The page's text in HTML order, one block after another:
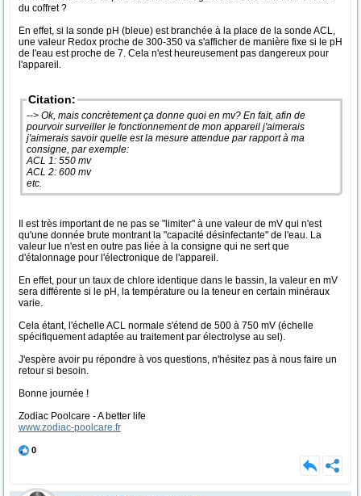
du coffret ?
En effet, si la sonde pH (bleue) est branchée à la place de la sonde ACL,
une valeur Redox proche de 300-350 va s'afficher de manière fixe si le pH
de l'eau est proche de 7. Cela n'est heureusement pas dangereux pour
l'appareil.
Citation:
--> Ok, mais concrètement ça donne quoi en mv? En fait, afin de
pourvoir surveiller le fonctionnement de mon appareil j'aimerais
j'aimerais savoir quelle est la mesure attendue par rapport à ma
consigne, par exemple:
ACL 1: 550 mv
ACL 2: 600 mv
etc.
Il est très important de ne pas se "limiter" à une valeur de mV qui n'est
qu'une donnée brute montrant la "capacité désinfectante" de l'eau. La
valeur lue n'est en outre pas liée à la consigne qui ne sert que
d'étalonnage pour l'électronique de l'appareil.
En effet, pour un taux de chlore identique dans le bassin, la valeur en mV
sera différente si le pH, la température ou la teneur en certain minéraux
varie.
Cela étant, l'échelle ACL normale s'étend de 500 à 750 mV (échelle
spécifiquement adaptée au traitement par électrolyse au sel).
J'espère avoir pu répondre à vos questions, n'hésitez pas à nous faire un
retour si besoin.
Bonne journée !
Zodiac Poolcare - A better life
www.zodiac-poolcare.fr
0